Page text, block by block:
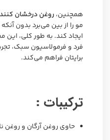
همچنین،روغن درخشان
مو را از بین می‌برد بدون
ایجاد کند. به طور کلی، این
فرد و فرمولاسیون سبک،
برایتان فراهم می‌کند.
ترکیبات :
حاوی روغن آرگان و روغن